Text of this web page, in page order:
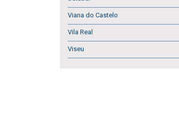
Viana do Castelo
Vila Real
Viseu